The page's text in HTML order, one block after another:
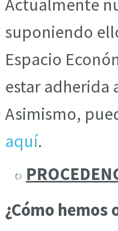
suponiendo
Espacio
estar adherida
Asimismo,
aquí.
¿Cómo hemos